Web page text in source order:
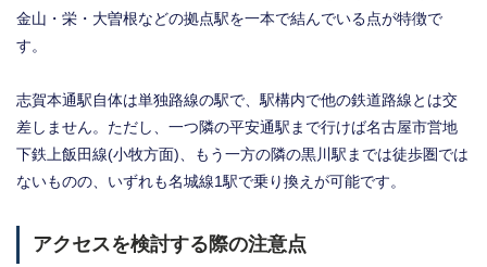
金山・栄・大曽根などの拠点駅を一本で結んでいる点が特徴で
す。
志賀本通駅自体は単独路線の駅で、駅構内で他の鉄道路線とは交
差しません。ただし、一つ隣の平安通駅まで行けば名古屋市営地
下鉄上飯田線(小牧方面)、もう一方の隣の黒川駅までは徒歩圏では
ないものの、いずれも名城線1駅で乗り換えが可能です。
アクセスを検討する際の注意点